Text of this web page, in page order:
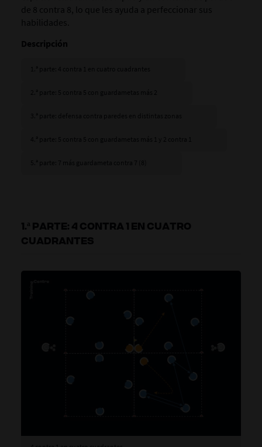
de 8 contra 8, lo que les ayuda a perfeccionar sus
habilidades.
Descripción
1.ª PARTE: 4 CONTRA 1 EN CUATRO
CUADRANTES